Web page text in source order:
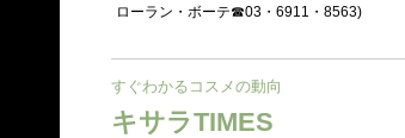
ローラン・ボーテ☎03・6911・8563)
すぐわかるコスメの動向
キサラTIMES